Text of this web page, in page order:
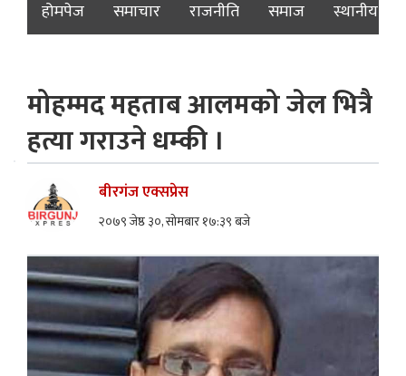
होमपेज समाचार राजनीति समाज स्थानीय
मोहम्मद महताब आलमको जेल भित्रै
हत्या गराउने धम्की ।
बीरगंज एक्सप्रेस
२०७९ जेष्ठ ३०, सोमबार १७:३९ बजे